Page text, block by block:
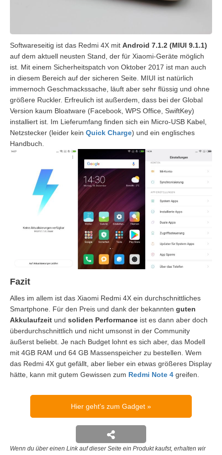
Softwareseitig ist das Redmi 4X mit Android 7.1.2 (MIUI 9.1.1)
auf dem aktuell neusten Stand, der für Xiaomi-Geräte möglich
ist. Mit einem Sicherheitspatch von Oktober 2017 ist man auch
in diesem Bereich auf der sicheren Seite. MIUI ist natürlich
immernoch Geschmackssache, läuft aber sehr flüssig und ohne
größere Ruckler. Erfreulich ist außerdem, dass bei der Global
Version kaum Bloatware (Facebook, WPS Office, SwiftKey)
installiert ist. Im Lieferumfang finden sich ein Micro-USB Kabel,
Netzstecker (leider kein Quick Charge) und ein englisches
Handbuch.
Fazit
Alles im allem ist das Xiaomi Redmi 4X ein durchschnittliches
Smartphone. Für den Preis und dank der bekannten guten
Akkulaufzeit und soliden Performance ist es dann aber doch
überdurchschnittlich und nicht umsonst in der Community
äußerst beliebt. Je nach Budget lohnt es sich aber, das Modell
mit 4GB RAM und 64 GB Massenspeicher zu bestellen. Wem
das Redmi 4X gut gefällt, aber lieber ein etwas größeres Display
hätte, kann mit gutem Gewissen zum Redmi Note 4 greifen.
Hier geht's zum Gadget
Wenn du über einen Link auf dieser Seite ein Produkt kaufst, erhalten wir